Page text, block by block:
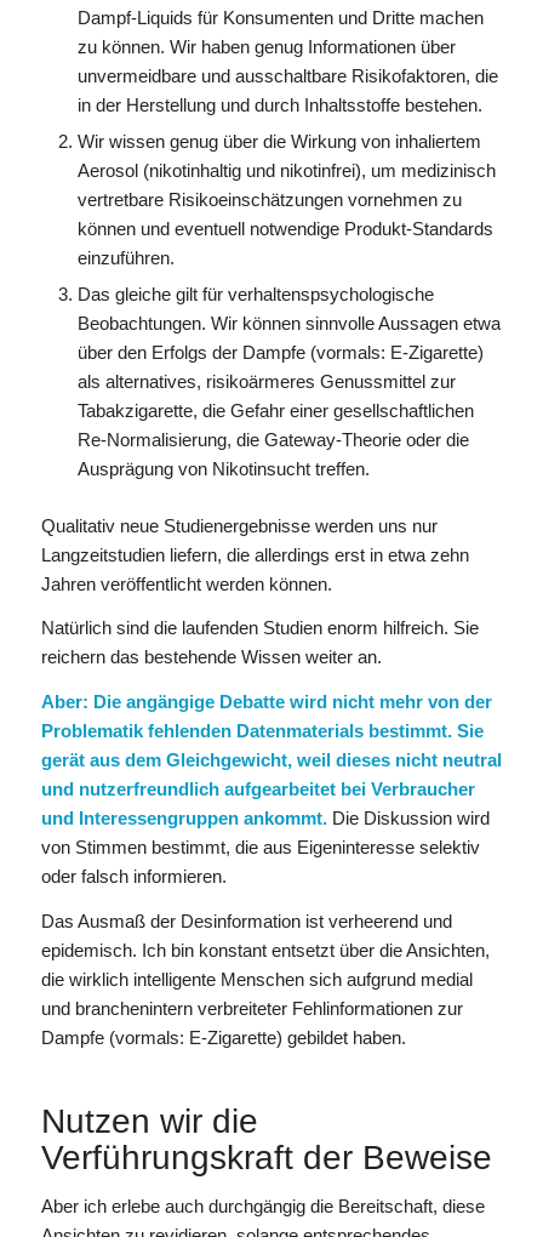
Dampf-Liquids für Konsumenten und Dritte machen
zu können. Wir haben genug Informationen über
unvermeidbare und ausschaltbare Risikofaktoren, die
in der Herstellung und durch Inhaltsstoffe bestehen.
Wir wissen genug über die Wirkung von inhaliertem
Aerosol (nikotinhaltig und nikotinfrei), um medizinisch
vertretbare Risikoeinschätzungen vornehmen zu
können und eventuell notwendige Produkt-Standards
einzuführen.
Das gleiche gilt für verhaltenspsychologische
Beobachtungen. Wir können sinnvolle Aussagen etwa
über den Erfolgs der Dampfe (vormals: E-Zigarette)
als alternatives, risikoärmeres Genussmittel zur
Tabakzigarette, die Gefahr einer gesellschaftlichen
Re-Normalisierung, die Gateway-Theorie oder die
Ausprägung von Nikotinsucht treffen.
Qualitativ neue Studienergebnisse werden uns nur
Langzeitstudien liefern, die allerdings erst in etwa zehn
Jahren veröffentlicht werden können.
Natürlich sind die laufenden Studien enorm hilfreich. Sie
reichern das bestehende Wissen weiter an.
Aber: Die angängige Debatte wird nicht mehr von der
Problematik fehlenden Datenmaterials bestimmt. Sie
gerät aus dem Gleichgewicht, weil dieses nicht neutral
und nutzerfreundlich aufgearbeitet bei Verbraucher
und Interessengruppen ankommt.Die Diskussion wird
von Stimmen bestimmt, die aus Eigeninteresse selektiv
oder falsch informieren.
Das Ausmaß der Desinformation ist verheerend und
epidemisch. Ich bin konstant entsetzt über die Ansichten,
die wirklich intelligente Menschen sich aufgrund medial
und branchenintern verbreiteter Fehlinformationen zur
Dampfe (vormals: E-Zigarette) gebildet haben.
Nutzen wir die
Verführungskraft der Beweise
Aber ich erlebe auch durchgängig die Bereitschaft, diese